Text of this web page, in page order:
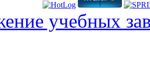
учебных